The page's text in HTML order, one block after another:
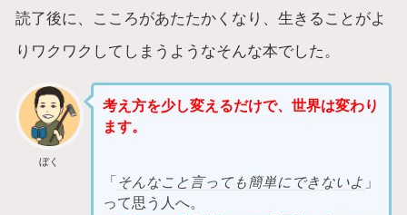
読了後に、こころがあたたかくなり、生きることがよ
りワクワクしてしまうようなそんな本でした。
ぼく
考え方を少し変えるだけで、世界は変わり
ます。
「 そんなこと言っても簡単にできないよ 」
って思う人へ。